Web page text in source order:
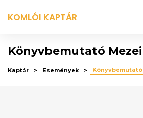
KOMLÓI KAPTÁR
Könyvbemutató
Kaptár Események